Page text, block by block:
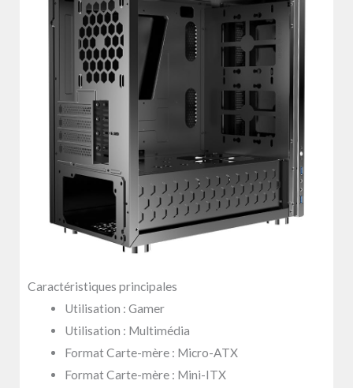
Caractéristiques principales
Utilisation : Gamer
Utilisation : Multimédia
Format Carte-mère : Micro-ATX
Format Carte-mère : Mini-ITX